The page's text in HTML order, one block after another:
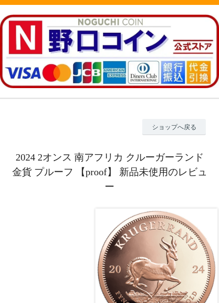
ショップへ戻る
2024 2オンス 南アフリカ クルーガーランド
金貨 プルーフ 【proof】 新品未使用のレビュ
ー